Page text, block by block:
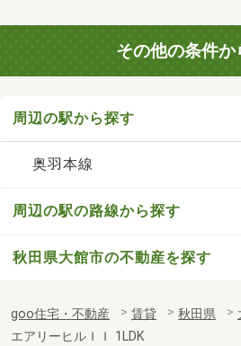
その他の条件か
周辺の駅から探す
奥羽本線
周辺の駅の路線から探す
秋田県大館市の不動産を探す
goo住宅・不動産 賃貸 秋田県
エアリーヒルＩＩ 1LDK